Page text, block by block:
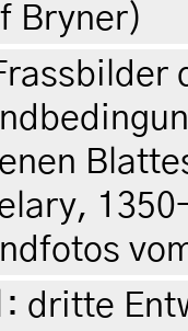
Bryner)
: dritte